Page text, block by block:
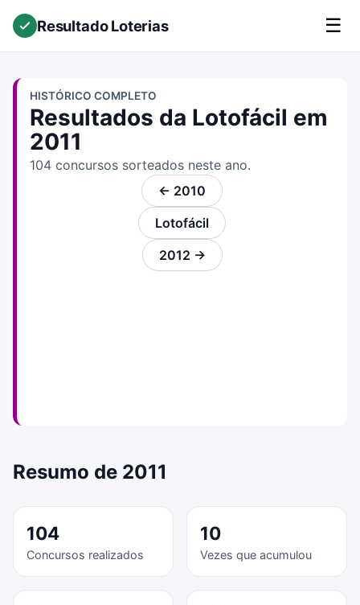
Resultado Loterias ☰
HISTÓRICO COMPLETO
Resultados da Lotofácil em
2011
104 concursos sorteados neste ano.
← 2010
Lotofácil
2012 →
Resumo de 2011
104
Concursos realizados
10
Vezes que acumulou